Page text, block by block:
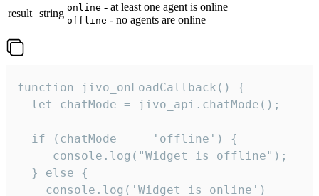
result string online - at least one agent is online
offline - no agents are online
function jivo_onLoadCallback() {
  let chatMode = jivo_api.chatMode();
  if (chatMode === 'offline') {
     console.log("Widget is offline");
  } else {
    console.log('Widget is online')